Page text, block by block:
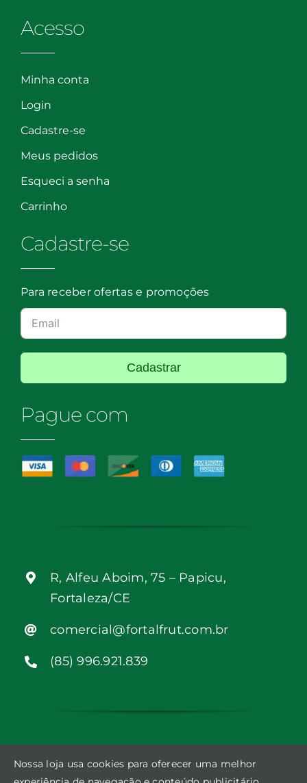
Acesso
Minha conta
Login
Cadastre-se
Meus pedidos
Esqueci a senha
Carrinho
Cadastre-se
Para receber ofertas e promoções
Cadastrar
Pague com
R, Alfeu Aboim, 75 – Papicu,
Fortaleza/CE
comercial@fortalfrut.com.br
(85) 996.921.839
Nossa loja usa cookies para oferecer uma melhor